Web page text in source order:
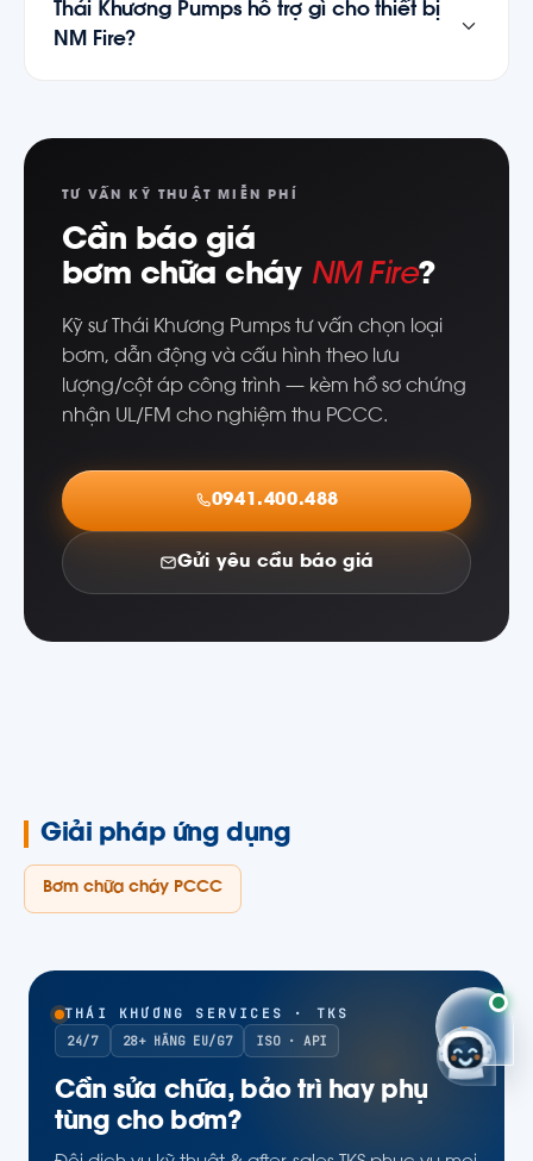
Thái Khương Pumps hỗ trợ gì cho thiết bị
NM Fire?
TƯ VẤN KỸ THUẬT MIỄN PHÍ
Cần báo giá
bơm chữa cháy NM Fire?
Kỹ sư Thái Khương Pumps tư vấn chọn loại
bơm, dẫn động và cấu hình theo lưu
lượng/cột áp công trình — kèm hồ sơ chứng
nhận UL/FM cho nghiệm thu PCCC.
0941.400.488
Gửi yêu cầu báo giá
Giải pháp ứng dụng
Bơm chữa cháy PCCC
THÁI KHƯƠNG SERVICES · TKS
24/7
28+ HÃNG EU/G7 ISO · API
Cần sửa chữa, bảo trì hay phụ
tùng cho bơm?